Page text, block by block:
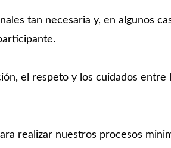
tan necesaria y, en algunos
el respeto y los cuidados entre
realizar nuestros procesos